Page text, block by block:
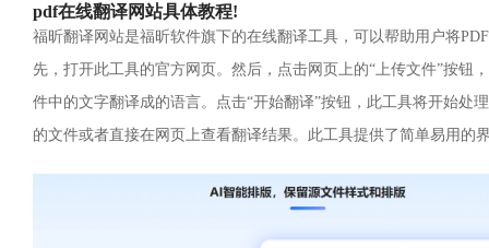
pdf在线翻译网站具体教程!
福昕翻译网站是福昕软件旗下的在线翻译工具，可以帮助用户将
先，打开此工具的官方网页。然后，点击网页上的“上传文件”按钮
件中的文字翻译成的语言。点击“开始翻译”按钮，此工具将开始处
的文件或者直接在网页上查看翻译结果。此工具提供了简单易用的